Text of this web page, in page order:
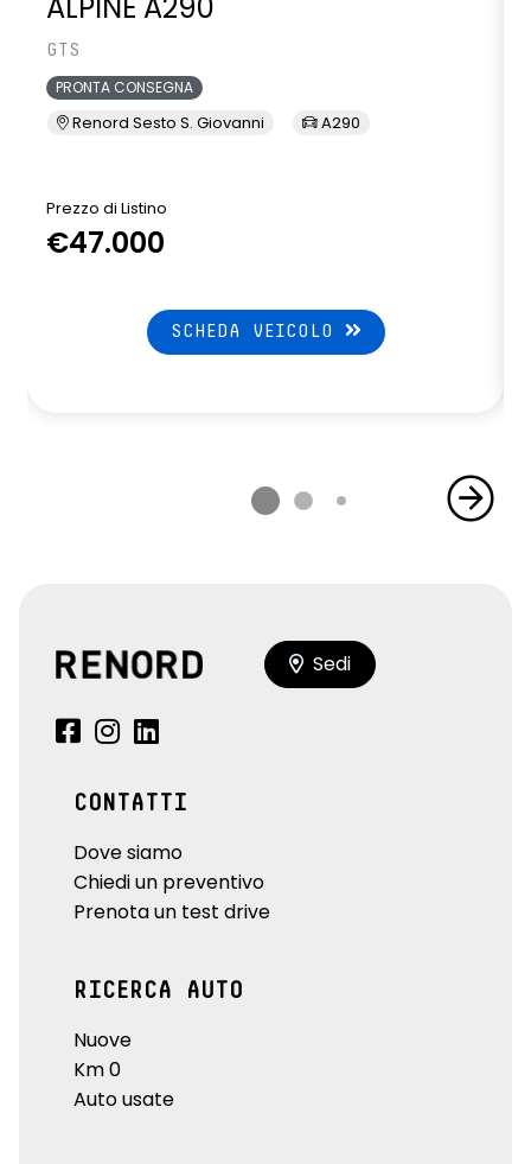
GTS
PRONTA CONSEGNA
Renord Sesto S. Giovanni A290
Prezzo di Listino
€47.000
SCHEDA VEICOLO
Sedi
CONTATTI
Dove siamo
Chiedi un preventivo
Prenota un test drive
RICERCA AUTO
Nuove
Km 0
Auto usate